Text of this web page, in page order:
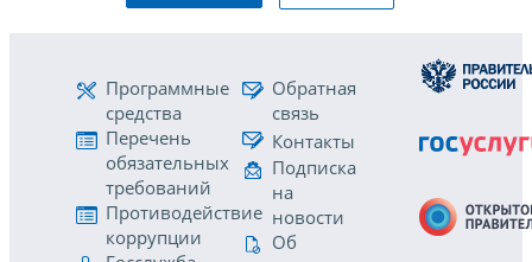
Программные
средства
Перечень
обязательных
требований
Противодействие
коррупции
Обратная
связь
Контакты
Подписка
на
новости
Об